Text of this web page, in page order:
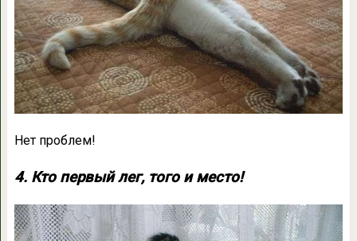
Нет проблем!
4. Кто первый лег, того и место!